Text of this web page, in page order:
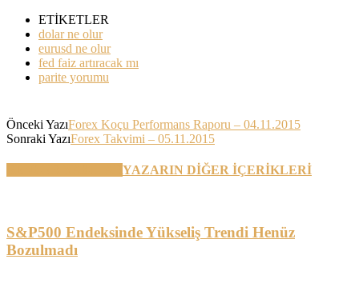
ETİKETLER
dolar ne olur
eurusd ne olur
fed faiz artıracak mı
parite yorumu
Önceki YazıForex Koçu Performans Raporu – 04.11.2015
Sonraki YazıForex Takvimi – 05.11.2015
YAZARIN DİĞER İÇERİKLERİ
S&P500 Endeksinde Yükseliş Trendi Henüz
Bozulmadı